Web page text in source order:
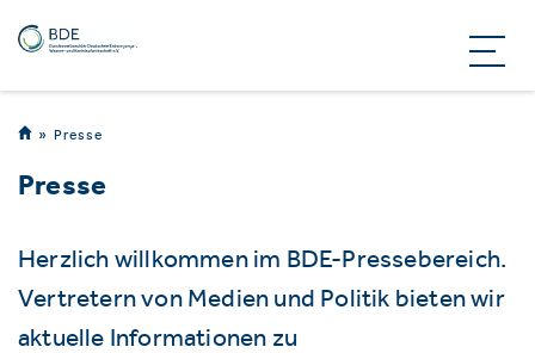
Presse
Presse
Herzlich willkommen im BDE-Pressebereich.
Vertretern von Medien und Politik bieten wir
aktuelle Informationen zu